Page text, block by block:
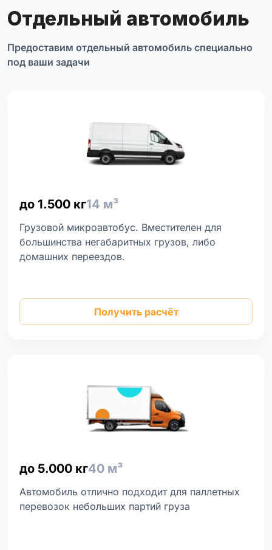
Отдельный автомобиль
Предоставим отдельный автомобиль специально
под ваши задачи
до 1.500 кг14 м³
Грузовой микроавтобус. Вместителен для
большинства негабаритных грузов, либо
домашних переездов.
Получить расчёт
до 5.000 кг40 м³
Автомобиль отлично подходит для паллетных
перевозок небольших партий груза